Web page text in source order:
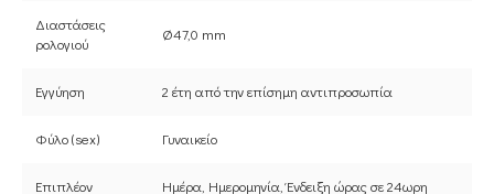
Διαστάσεις
ρολογιού
Ø47,0 mm
Εγγύηση 2 έτη από την επίσημη αντιπροσωπία
Φύλο (sex) Γυναικείο
Επιπλέον
Ημέρα, Ημερομηνία, Ένδειξη ώρας σε 24ωρη